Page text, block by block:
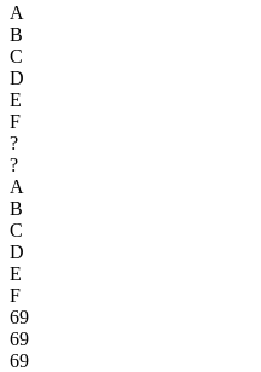
A
B
C
D
E
F
?
?
A
B
C
D
E
F
69
69
69